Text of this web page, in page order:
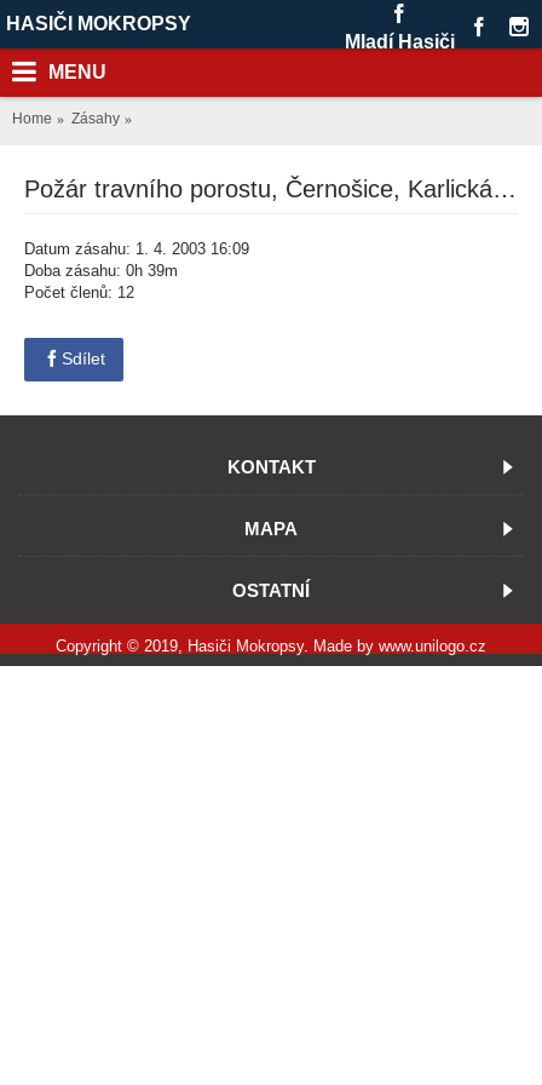
HASIČI MOKROPSY
Mladí Hasiči
MENU
Home Zásahy
Požár travního porostu, Černošice, Karlická ul.
Datum zásahu: 1. 4. 2003 16:09
Doba zásahu: 0h 39m
Počet členů: 12
Sdílet
KONTAKT
MAPA
OSTATNÍ
Copyright © 2019, Hasiči Mokropsy. Made by www.unilogo.cz